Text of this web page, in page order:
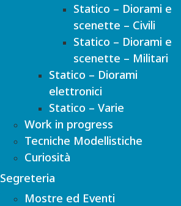
Statico – Diorami e
scenette – Civili
Statico – Diorami e
scenette – Militari
Statico – Diorami
elettronici
Statico – Varie
Work in progress
Tecniche Modellistiche
Curiosità
Segreteria
Mostre ed Eventi